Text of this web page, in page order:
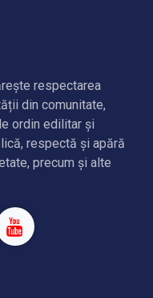
respectarea
din comunitate,
ordin edilitar și
respectă și apără
precum și alte